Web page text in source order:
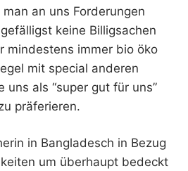
an uns Forderungen
keine Billigsachen
mindestens immer bio öko
mit special anderen
uns als “super gut für uns”
präferieren.
in Bangladesch in Bezug
um überhaupt bedeckt